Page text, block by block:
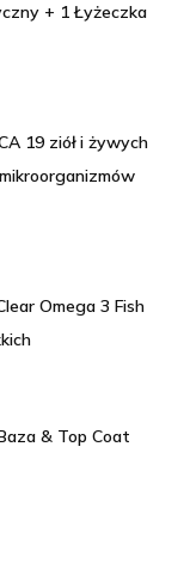
+ 1 Łyżeczka
19 ziół i żywych
Omega 3 Fish
& Top Coat